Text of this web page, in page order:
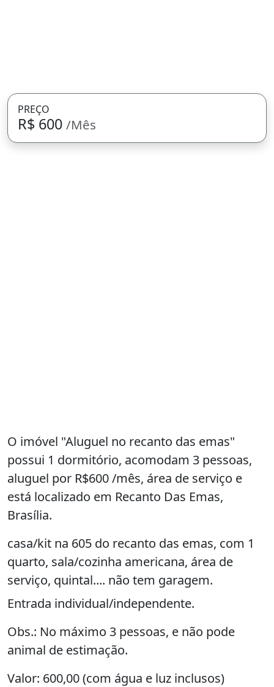
PREÇO
R$ 600 /Mês
O imóvel "Aluguel no recanto das emas"
possui 1 dormitório, acomodam 3 pessoas,
aluguel por R$600 /mês, área de serviço e
está localizado em Recanto Das Emas,
Brasília.
casa/kit na 605 do recanto das emas, com 1
quarto, sala/cozinha americana, área de
serviço, quintal.... não tem garagem.
Entrada individual/independente.
Obs.: No máximo 3 pessoas, e não pode
animal de estimação.
Valor: 600,00 (com água e luz inclusos)